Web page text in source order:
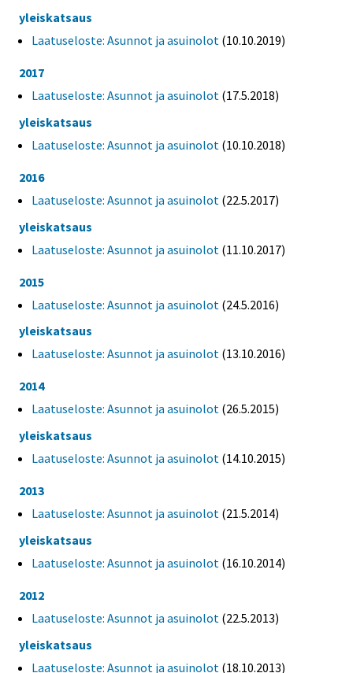
yleiskatsaus
Laatuseloste: Asunnot ja asuinolot (10.10.2019)
2017
Laatuseloste: Asunnot ja asuinolot (17.5.2018)
yleiskatsaus
Laatuseloste: Asunnot ja asuinolot (10.10.2018)
2016
Laatuseloste: Asunnot ja asuinolot (22.5.2017)
yleiskatsaus
Laatuseloste: Asunnot ja asuinolot (11.10.2017)
2015
Laatuseloste: Asunnot ja asuinolot (24.5.2016)
yleiskatsaus
Laatuseloste: Asunnot ja asuinolot (13.10.2016)
2014
Laatuseloste: Asunnot ja asuinolot (26.5.2015)
yleiskatsaus
Laatuseloste: Asunnot ja asuinolot (14.10.2015)
2013
Laatuseloste: Asunnot ja asuinolot (21.5.2014)
yleiskatsaus
Laatuseloste: Asunnot ja asuinolot (16.10.2014)
2012
Laatuseloste: Asunnot ja asuinolot (22.5.2013)
yleiskatsaus
Laatuseloste: Asunnot ja asuinolot (18.10.2013)